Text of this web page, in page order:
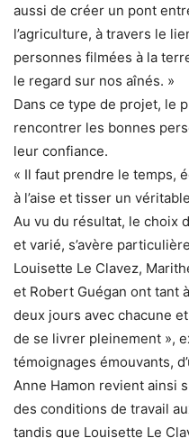
aussi de créer un pont
l’agriculture, à travers le
personnes filmées à la
le regard sur nos aînés. »
Dans ce type de projet, le
rencontrer les bonnes
leur confiance.
« Il faut prendre le temps,
à l’aise et tisser un
Au vu du résultat, le choix
et varié, s’avère
Louisette Le Clavez,
et Robert Guégan ont tant
deux jours avec chacune
de se livrer pleinement »,
témoignages émouvants,
Anne Hamon revient ainsi
des conditions de travail
tandis que Louisette Le